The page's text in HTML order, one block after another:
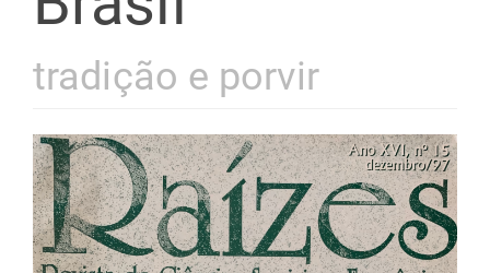
tradição e porvir
Barra
lateral